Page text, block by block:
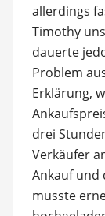
allerdings
Timothy
dauerte
Problem
Erklärung,
drei
Verkäufer
Ankauf und
musste